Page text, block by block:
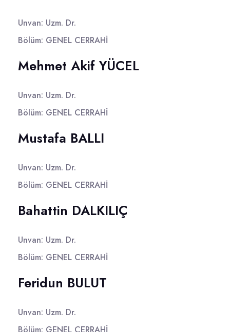
Unvan: Uzm. Dr.
Bölüm: GENEL CERRAHİ
Mehmet Akif YÜCEL
Unvan: Uzm. Dr.
Bölüm: GENEL CERRAHİ
Mustafa BALLI
Unvan: Uzm. Dr.
Bölüm: GENEL CERRAHİ
Bahattin DALKILIÇ
Unvan: Uzm. Dr.
Bölüm: GENEL CERRAHİ
Feridun BULUT
Unvan: Uzm. Dr.
Bölüm: GENEL CERRAHİ